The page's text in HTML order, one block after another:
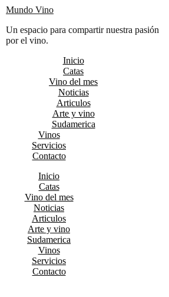
Mundo Vino
Un espacio para compartir nuestra pasión
por el vino.
Inicio
Catas
Vino del mes
Noticias
Articulos
Arte y vino
Sudamerica
Vinos
Servicios
Contacto
Inicio
Catas
Vino del mes
Noticias
Articulos
Arte y vino
Sudamerica
Vinos
Servicios
Contacto